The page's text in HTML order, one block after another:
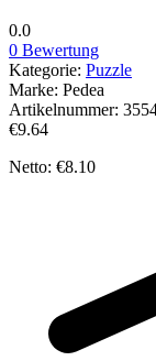
0.0
0 Bewertung
Kategorie: Puzzle
Marke: Pedea
Artikelnummer:
€9.64
Netto: €8.10